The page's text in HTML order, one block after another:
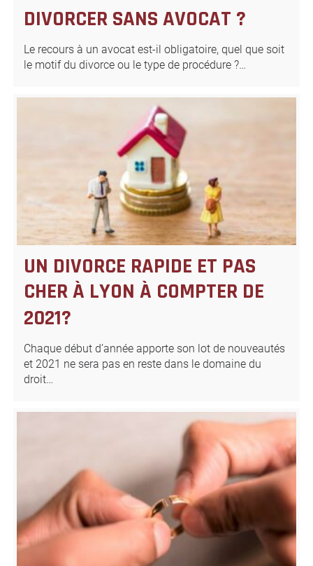
DIVORCER SANS AVOCAT ?
Le recours à un avocat est-il obligatoire, quel que soit
le motif du divorce ou le type de procédure ?…
UN DIVORCE RAPIDE ET PAS
CHER À LYON À COMPTER DE
2021?
Chaque début d’année apporte son lot de nouveautés
et 2021 ne sera pas en reste dans le domaine du
droit…